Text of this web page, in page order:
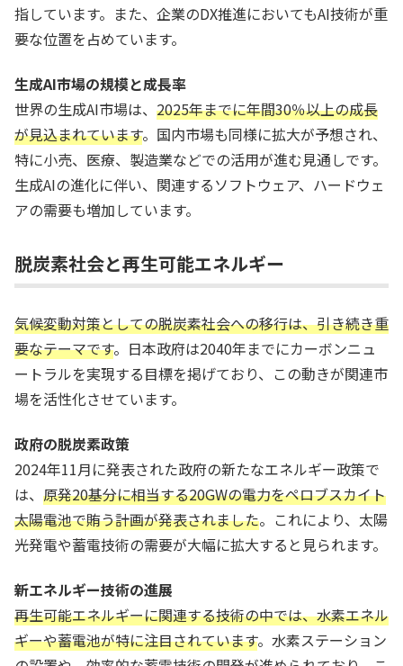
指しています。また、企業のDX推進においてもAI技術が重
要な位置を占めています。
生成AI市場の規模と成長率
世界の生成AI市場は、 2025年までに年間30％以上の成長
が見込まれています。国内市場も同様に拡大が予想され、
特に小売、医療、製造業などでの活用が進む見通しです。
生成AIの進化に伴い、関連するソフトウェア、ハードウェ
アの需要も増加しています。
脱炭素社会と再生可能エネルギー
気候変動対策としての脱炭素社会への移行は、引き続き重
要なテーマです。日本政府は2040年までにカーボンニュ
ートラルを実現する目標を掲げており、この動きが関連市
場を活性化させています。
政府の脱炭素政策
2024年11月に発表された政府の新たなエネルギー政策で
は、 原発20基分に相当する20GWの電力をペロブスカイト
太陽電池で賄う計画が発表されました。これにより、太陽
光発電や蓄電技術の需要が大幅に拡大すると見られます。
新エネルギー技術の進展
再生可能エネルギーに関連する技術の中では、水素エネル
ギーや蓄電池が特に注目されています。水素ステーション